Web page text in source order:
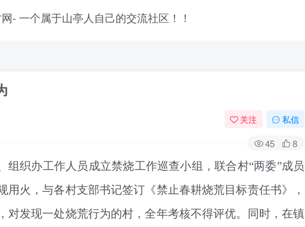
关注 私信
45
8
组织办工作人员成立禁烧工作巡查小组，联合村“两委”成员
用火，与各村支部书记签订《禁止春耕烧荒目标责任书》，
对发现一处烧荒行为的村，全年考核不得评优。同时，在镇